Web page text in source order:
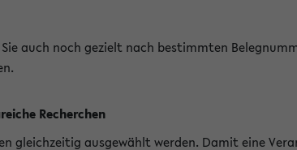
auch noch gezielt nach bestimmten
Recherchen
gleichzeitig ausgewählt werden. Damit eine